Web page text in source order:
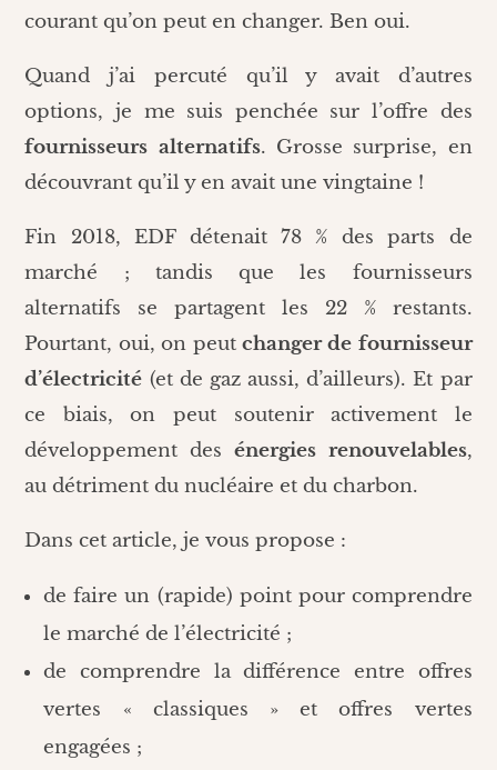
courant qu’on peut en changer. Ben oui.
Quand j’ai percuté qu’il y avait d’autres
options, je me suis penchée sur l’offre des
fournisseurs alternatifs. Grosse surprise, en
découvrant qu’il y en avait une vingtaine !
Fin 2018, EDF détenait 78 % des parts de
marché ; tandis que les fournisseurs
alternatifs se partagent les 22 % restants.
Pourtant, oui, on peut changer de fournisseur
d’électricité (et de gaz aussi, d’ailleurs). Et par
ce biais, on peut soutenir activement le
développement des énergies renouvelables,
au détriment du nucléaire et du charbon.
Dans cet article, je vous propose :
de faire un (rapide) point pour comprendre
le marché de l’électricité ;
de comprendre la différence entre offres
vertes « classiques » et offres vertes
engagées ;